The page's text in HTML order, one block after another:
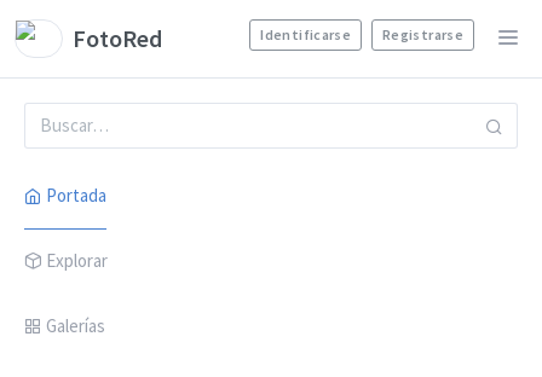
FotoRed Identificarse Registrarse
Portada
Explorar
Galerías